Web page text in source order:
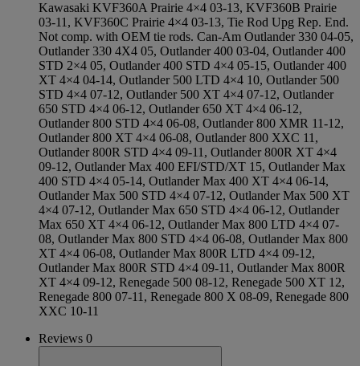
Kawasaki KVF360A Prairie 4×4 03-13, KVF360B Prairie
03-11, KVF360C Prairie 4×4 03-13, Tie Rod Upg Rep. End.
Not comp. with OEM tie rods. Can-Am Outlander 330 04-05,
Outlander 330 4X4 05, Outlander 400 03-04, Outlander 400
STD 2×4 05, Outlander 400 STD 4×4 05-15, Outlander 400
XT 4×4 04-14, Outlander 500 LTD 4×4 10, Outlander 500
STD 4×4 07-12, Outlander 500 XT 4×4 07-12, Outlander
650 STD 4×4 06-12, Outlander 650 XT 4×4 06-12,
Outlander 800 STD 4×4 06-08, Outlander 800 XMR 11-12,
Outlander 800 XT 4×4 06-08, Outlander 800 XXC 11,
Outlander 800R STD 4×4 09-11, Outlander 800R XT 4×4
09-12, Outlander Max 400 EFI/STD/XT 15, Outlander Max
400 STD 4×4 05-14, Outlander Max 400 XT 4×4 06-14,
Outlander Max 500 STD 4×4 07-12, Outlander Max 500 XT
4×4 07-12, Outlander Max 650 STD 4×4 06-12, Outlander
Max 650 XT 4×4 06-12, Outlander Max 800 LTD 4×4 07-
08, Outlander Max 800 STD 4×4 06-08, Outlander Max 800
XT 4×4 06-08, Outlander Max 800R LTD 4×4 09-12,
Outlander Max 800R STD 4×4 09-11, Outlander Max 800R
XT 4×4 09-12, Renegade 500 08-12, Renegade 500 XT 12,
Renegade 800 07-11, Renegade 800 X 08-09, Renegade 800
XXC 10-11
Reviews 0